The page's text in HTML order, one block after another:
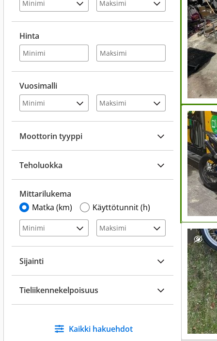
Hinta
Vuosimalli
Moottorin tyyppi
Teholuokka
Mittarilukema
Matka (km)
Käyttötunnit (h)
Sijainti
Tieliikennekelpoisuus
Kaikki hakuehdot